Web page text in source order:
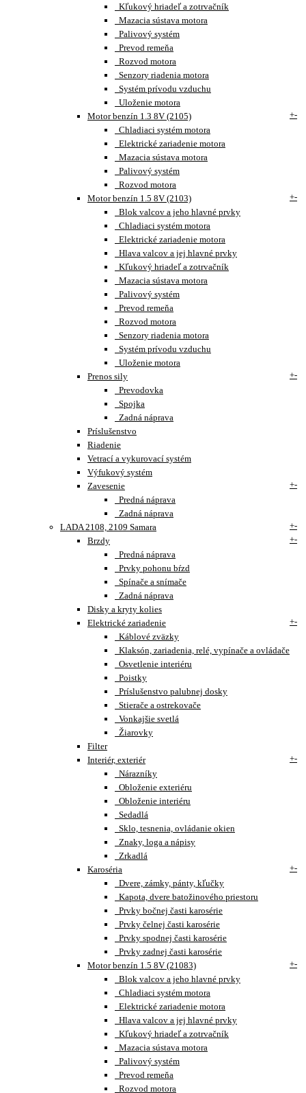
Kľukový hriadeľ a zotrvačník
Mazacia sústava motora
Palivový systém
Prevod remeňa
Rozvod motora
Senzory riadenia motora
Systém prívodu vzduchu
Uloženie motora
Motor benzín 1.3 8V (2105)
+-
Chladiaci systém motora
Elektrické zariadenie motora
Mazacia sústava motora
Palivový systém
Rozvod motora
Motor benzín 1.5 8V (2103)
+-
Blok valcov a jeho hlavné prvky
Chladiaci systém motora
Elektrické zariadenie motora
Hlava valcov a jej hlavné prvky
Kľukový hriadeľ a zotrvačník
Mazacia sústava motora
Palivový systém
Prevod remeňa
Rozvod motora
Senzory riadenia motora
Systém prívodu vzduchu
Uloženie motora
Prenos sily
+-
Prevodovka
Spojka
Zadná náprava
Príslušenstvo
Riadenie
Vetrací a vykurovací systém
Výfukový systém
Zavesenie
+-
Predná náprava
Zadná náprava
LADA 2108, 2109 Samara
+-
Brzdy
+-
Predná náprava
Prvky pohonu bŕzd
Spínače a snímače
Zadná náprava
Disky a kryty kolies
Elektrické zariadenie
+-
Káblové zväzky
Klaksón, zariadenia, relé, vypínače a ovládače
Osvetlenie interiéru
Poistky
Príslušenstvo palubnej dosky
Stierače a ostrekovače
Vonkajšie svetlá
Žiarovky
Filter
Interiér, exteriér
+-
Nárazníky
Obloženie exteriéru
Obloženie interiéru
Sedadlá
Sklo, tesnenia, ovládanie okien
Znaky, loga a nápisy
Zrkadlá
Karoséria
+-
Dvere, zámky, pánty, kľučky
Kapota, dvere batožinového priestoru
Prvky bočnej časti karosérie
Prvky čelnej časti karosérie
Prvky spodnej časti karosérie
Prvky zadnej časti karosérie
Motor benzín 1.5 8V (21083)
+-
Blok valcov a jeho hlavné prvky
Chladiaci systém motora
Elektrické zariadenie motora
Hlava valcov a jej hlavné prvky
Kľukový hriadeľ a zotrvačník
Mazacia sústava motora
Palivový systém
Prevod remeňa
Rozvod motora